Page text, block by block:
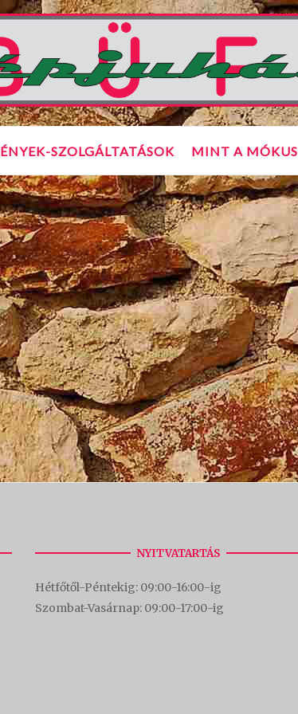
SZOLGÁLTATÁSOK MINT A MÓKUS
NYITVATARTÁS
Hétfőtől-Péntekig: 09:00-16:00-ig
Szombat-Vasárnap: 09:00-17:00-ig